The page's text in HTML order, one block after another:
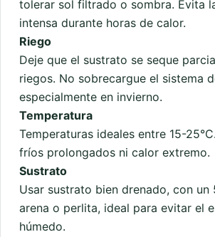
tolerar sol filtrado o sombra. Evita
intensa durante horas de calor.
Riego
Deje que el sustrato se seque
riegos. No sobrecargue el sistema
especialmente en invierno.
Temperatura
Temperaturas ideales entre 15-
fríos prolongados ni calor extremo.
Sustrato
Usar sustrato bien drenado, con un
arena o perlita, ideal para evitar el
húmedo.